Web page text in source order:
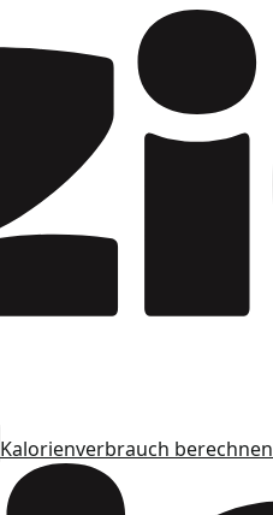
Kalorienverbrauch berechnen